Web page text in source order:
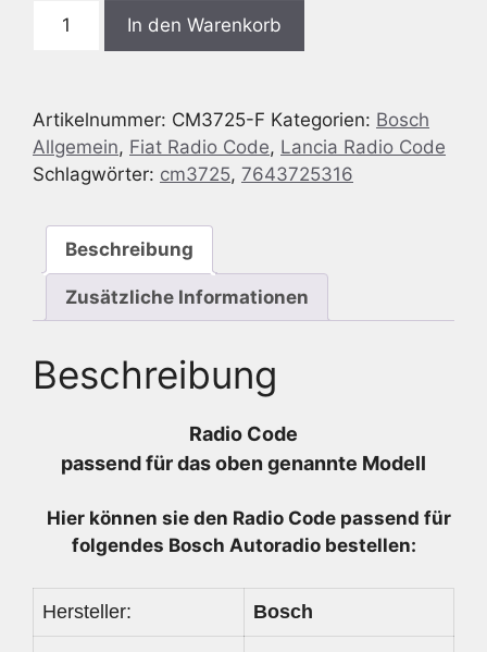
Bosch
844
S&S
DDA
Bl
SB12N
725
316
Menge
In den Warenkorb
Artikelnummer: CM3725-F Kategorien: Bosch
Allgemein, Fiat Radio Code, Lancia Radio Code
Schlagwörter: cm3725, 7643725316
Beschreibung
Zusätzliche Informationen
Beschreibung
Radio Code
passend für das oben genannte Modell
Hier können sie den RadioCode passend für
folgendes Bosch Autoradio bestellen:
Hersteller: Bosch